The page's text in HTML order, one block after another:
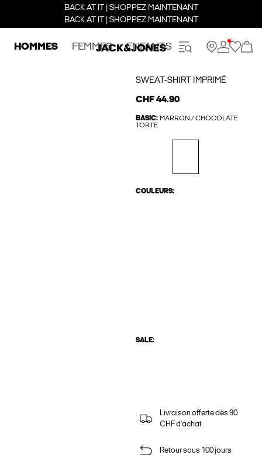
BACK AT IT | SHOPPEZ MAINTENANT
BACK AT IT | SHOPPEZ MAINTENANT
HOMMES FEMMES ENFANTS
SWEAT-SHIRT IMPRIMÉ
CHF 44.90
BASIC: MARRON / CHOCOLATE
TORTE
COULEURS:
SALE:
Livraison offerte dès 90
CHF d'achat
Retour sous 100 jours